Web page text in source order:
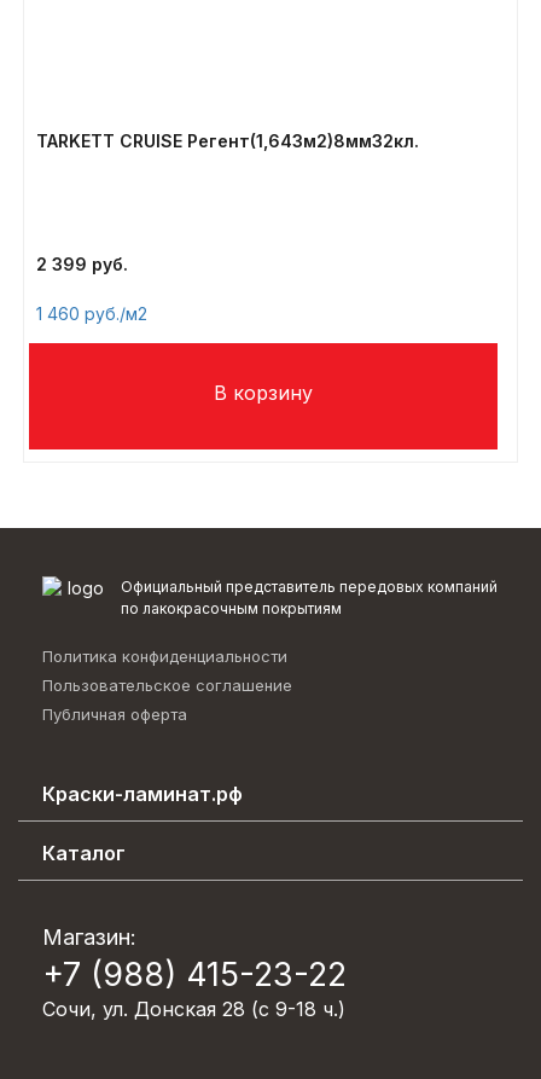
TARKETT CRUISE Регент(1,643м2)8мм32кл.
2 399
1 460 /м2
Официальный представитель передовых компаний
по лакокрасочным покрытиям
Политика конфиденциальности
Пользовательское соглашение
Публичная оферта
Краски-ламинат.рф
Вопрос-ответ
Контакты
Блог
Каталог
Лакокрасочные материалы
Обои/Стеклохолст/Клей
Пена монтажная/Герметики/Клея
Магазин:
+7 (988) 415-23-22
Сочи, ул. Донская 28 (с 9-18 ч.)